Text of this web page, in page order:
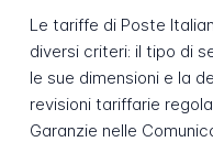
Le tariffe di Poste
diversi criteri: il tipo di
le sue dimensioni e la
revisioni tariffarie
Garanzie nelle